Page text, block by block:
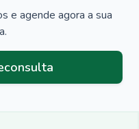
e agende agora a sua